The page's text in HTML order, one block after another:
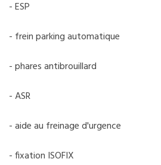
- ESP
- frein parking automatique
- phares antibrouillard
- ASR
- aide au freinage d'urgence
- fixation ISOFIX